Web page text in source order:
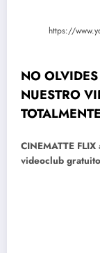
https://
NO
NUESTRO
CINEMATTE FLIX
videoclub